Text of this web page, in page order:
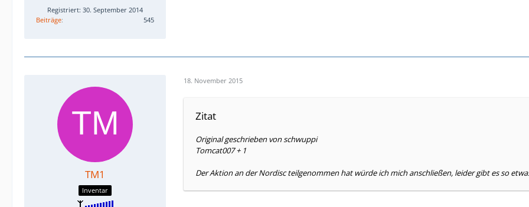
Registriert: 30. September 2014
Beiträge
545
TM1
Inventar
18. November 2015
Zitat
Original geschrieben von schwuppi
Tomcat007 + 1
Der Aktion an der Nordisc teilgenommen hat würde ich mich anschließen, leider gibt es so